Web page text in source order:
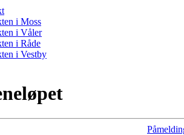
i Moss
i Våler
i Råde
i Vestby